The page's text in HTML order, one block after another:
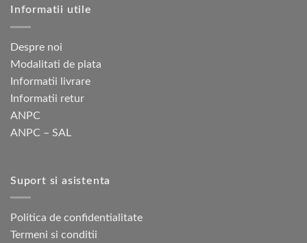
Informatii utile
Despre noi
Modalitati de plata
Informatii livrare
Informatii retur
ANPC
ANPC – SAL
Suport si asistenta
Politica de confidentialitate
Termeni si conditii